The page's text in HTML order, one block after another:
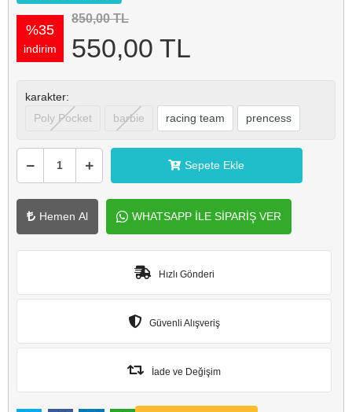
%35
indirim
850,00 TL
550,00 TL
karakter:
Poly Pocket
barbie racing team prencess
Sepete Ekle
Hemen Al WHATSAPP İLE SİPARİŞ VER
Hızlı Gönderi
Güvenli Alışveriş
İade ve Değişim